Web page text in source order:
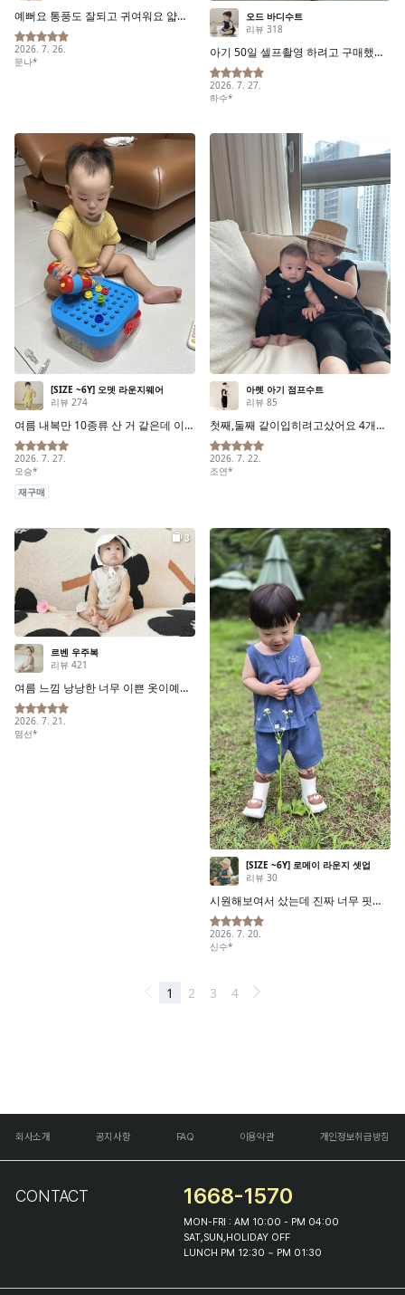
회사소개 공지사항 FAQ 이용약관 개인정보취급방침
CONTACT 1668-1570
MON-FRI : AM 10:00 - PM 04:00
SAT,SUN,HOLIDAY OFF
LUNCH PM 12:30 ~ PM 01:30